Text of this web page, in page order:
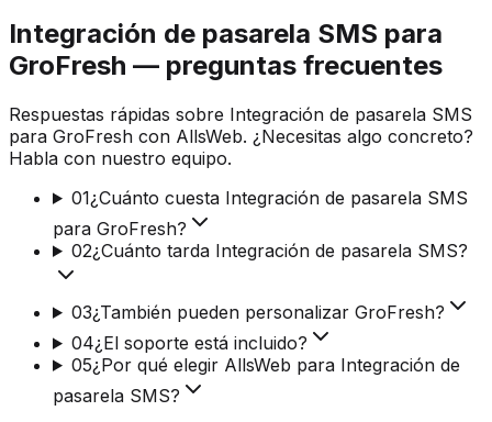
Integración de pasarela SMS para
GroFresh — preguntas frecuentes
Respuestas rápidas sobre Integración de pasarela SMS
para GroFresh con AllsWeb. ¿Necesitas algo concreto?
Habla con nuestro equipo.
01¿Cuánto cuesta Integración de pasarela SMS
para GroFresh?
02¿Cuánto tarda Integración de pasarela SMS?
03¿También pueden personalizar GroFresh?
04¿El soporte está incluido?
05¿Por qué elegir AllsWeb para Integración de
pasarela SMS?